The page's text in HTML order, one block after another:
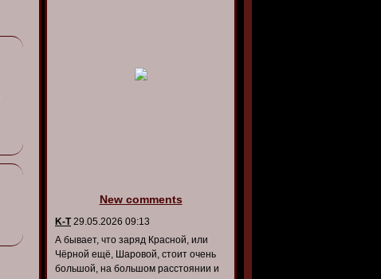
New comments
K-T29.05.2026 09:13
А бывает, что заряд Красной, или
Чёрной ещё, Шаровой, стоит очень
большой, на большом расстоянии и